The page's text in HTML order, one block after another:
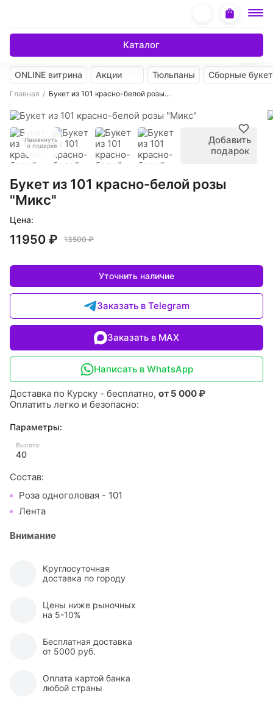
Каталог
ONLINE витрина Акции Тюльпаны Сборные
Главная Букет из 101 красно-белой розы...
Намекнуть
о подарке
Добавить
подарок
Букет из 101 красно-белой розы
"Микс"
Цена:
11950 ₽ 13500 ₽
Уточнить наличие
Заказать в Telegram
Заказать в MAX
Написать в WhatsApp
Доставка по Курску - бесплатно, от 5 000 ₽
Оплатить легко и безопасно:
Параметры:
Высота:
40
Состав:
Роза одноголовая - 101
Лента
Внимание
Круглосуточная
доставка по городу
Цены ниже рыночных
на 5-10%
Бесплатная доставка
от 5000 руб.
Оплата картой банка
любой страны